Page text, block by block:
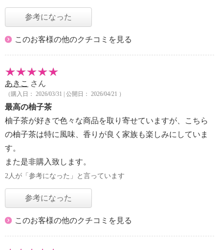
参考になった
このお客様の他のクチコミを見る
あきこ さん
（購入日： 2026/03/31 | 公開日： 2026/04/21 ）
最高の柚子茶
柚子茶が好きで色々な商品を取り寄せていますが、こちら
の柚子茶は特に風味、香りが良く家族も楽しみにしていま
す。
また是非購入致します。
2人が「参考になった」と言っています
参考になった
このお客様の他のクチコミを見る